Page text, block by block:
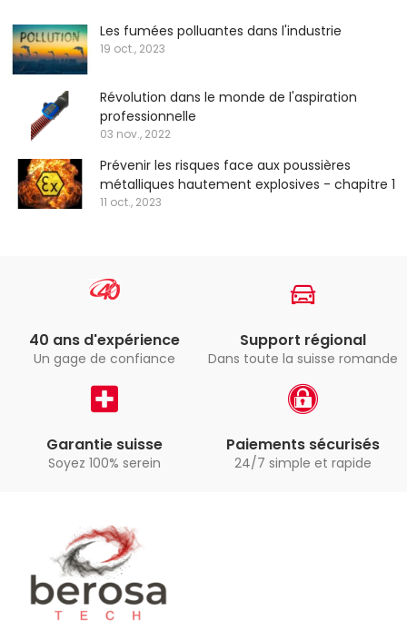
Les fumées polluantes dans l'industrie
19 oct., 2023
Révolution dans le monde de l'aspiration
professionnelle
03 nov., 2022
Prévenir les risques face aux poussières
métalliques hautement explosives - chapitre 1
11 oct., 2023
40 ans d'expérience
Un gage de confiance
Support régional
Dans toute la suisse romande
Garantie suisse
Soyez 100% serein
Paiements sécurisés
24/7 simple et rapide